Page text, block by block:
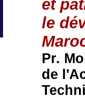
et
le
Pr.
de